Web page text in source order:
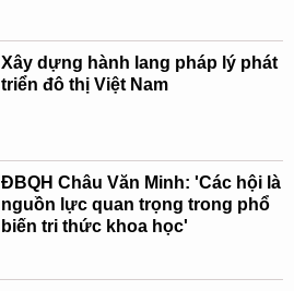
Xây dựng hành lang pháp lý phát
triển đô thị Việt Nam
ĐBQH Châu Văn Minh: 'Các hội là
nguồn lực quan trọng trong phổ
biến tri thức khoa học'